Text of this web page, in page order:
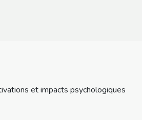
et impacts psychologiques